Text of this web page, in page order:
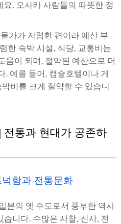
. 오사카 사람들의 따뜻한 정
가가 저렴한 편이라 예산 부
한 숙박 시설, 식당, 교통비는
움이 되며, 절약된 예산으로 더
. 예를 들어, 캡슐호텔이나 게
비를 크게 절약할 수 있습니
전통과 현대가 공존하
함과 전통문화
본의 옛 수도로서 풍부한 역사
니다. 수많은 사찰, 신사, 전